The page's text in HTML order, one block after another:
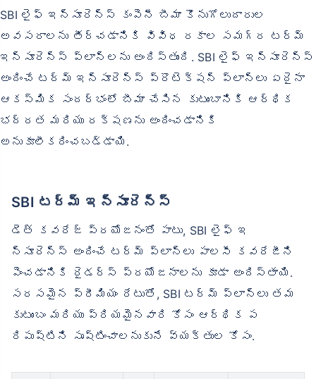
SBI లైఫ్ ఇన్సూరెన్స్ కంపెనీ బీమా కొనుగోలుదారుల
అవసరాలను తీర్చడానికి వివిధ రకాల సమగ్ర టర్మ్
ఇన్సూరెన్స్ ప్లాన్‌లను అందిస్తుంది. SBI లైఫ్ ఇన్సూరెన్స్
అందించే టర్మ్ ఇన్సూరెన్స్ ప్రొటెక్షన్ ప్లాన్‌లు ఏదైనా
ఆకస్మిక సందర్భంలో బీమా చేసిన కుటుంబానికి ఆర్థిక
భద్రత మరియు రక్షణను అందించడానికి
అనుకూలీకరించబడ్డాయి.
SBI టర్మ్ ఇన్సూరెన్స్
డెత్ కవరేజ్ ప్రయోజనంతో పాటు, SBI లైఫ్ ఇ
న్సూరెన్స్ అందించే టర్మ్ ప్లాన్‌లు పాలసీ కవరేజీని
పెంచడానికి రైడర్స్ ప్రయోజనాలను కూడా అందిస్తాయి.
సరసమైన ప్రీమియం రేటుతో, SBI టర్మ్ ప్లాన్‌లు తమ
కుటుంబం మరియు ప్రియమైనవారి కోసం ఆర్థిక ప
రిపుష్టిని సృష్టించాలనుకునే వ్యక్తుల కోసం.